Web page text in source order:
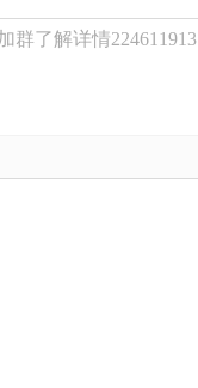
群了解详情224611913